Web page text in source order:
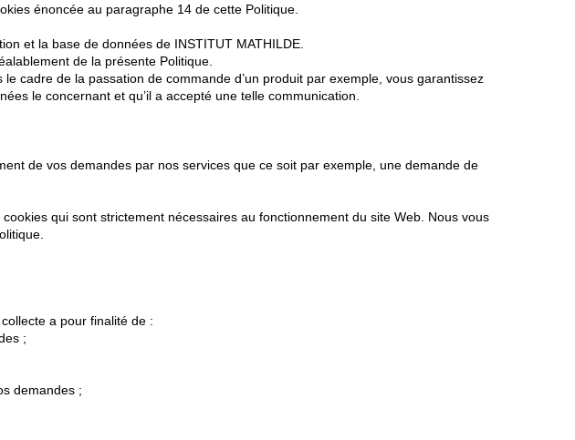
énoncée au paragraphe 14 de cette Politique.
et la base de données de INSTITUT MATHILDE.
de la présente Politique.
cadre de la passation de commande d’un produit par exemple, vous garantissez
le concernant et qu’il a accepté une telle communication.
de vos demandes par nos services que ce soit par exemple, une demande de
qui sont strictement nécessaires au fonctionnement du site Web. Nous vous
a pour finalité de :
;
demandes ;